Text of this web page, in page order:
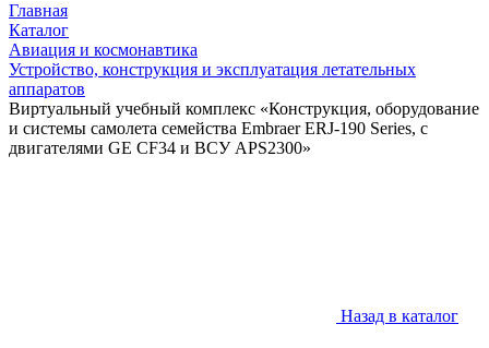
Главная
Каталог
Авиация и космонавтика
Устройство, конструкция и эксплуатация летательных
аппаратов
Виртуальный учебный комплекс «Конструкция, оборудование
и системы самолета семейства Embraer ERJ-190 Series, с
двигателями GE CF34 и ВСУ APS2300»
Назад в каталог